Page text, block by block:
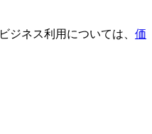
ジネス利用については、 価